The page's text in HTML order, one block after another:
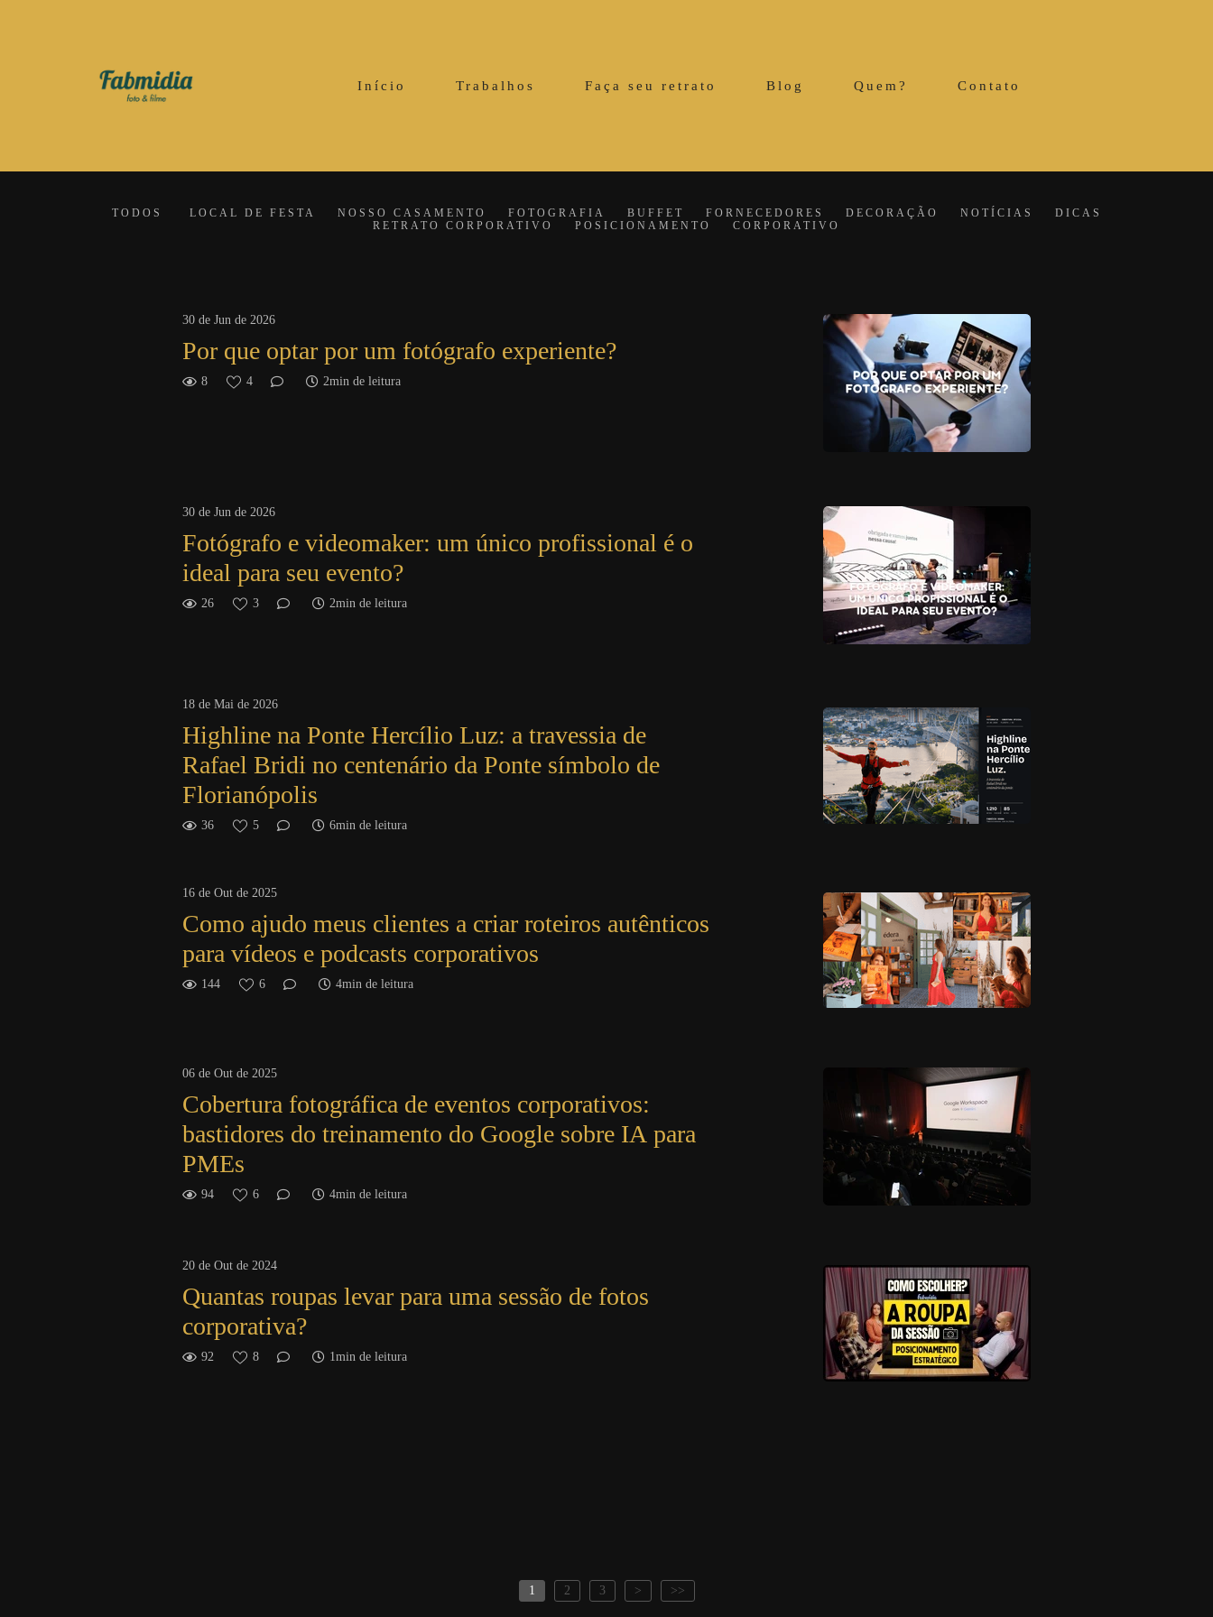
Início Trabalhos Faça seu retrato Blog Quem? Contato
TODOS LOCAL DE FESTA NOSSO CASAMENTO FOTOGRAFIA BUFFET FORNECEDORES DECORAÇÃO NOTÍCIAS
DICAS
RETRATO CORPORATIVO
POSICIONAMENTO CORPORATIVO
30 de Jun de 2026
Por que optar por um fotógrafo experiente?
8 4 2min de leitura
30 de Jun de 2026
Fotógrafo e videomaker: um único profissional é o
ideal para seu evento?
26 3 2min de leitura
18 de Mai de 2026
Highline na Ponte Hercílio Luz: a travessia de
Rafael Bridi no centenário da Ponte símbolo de
Florianópolis
36 5 6min de leitura
16 de Out de 2025
Como ajudo meus clientes a criar roteiros autênticos
para vídeos e podcasts corporativos
144 6 4min de leitura
06 de Out de 2025
Cobertura fotográfica de eventos corporativos:
bastidores do treinamento do Google sobre IA para
PMEs
94 6 4min de leitura
20 de Out de 2024
Quantas roupas levar para uma sessão de fotos
corporativa?
92 8 1min de leitura
1 2 3 > >>